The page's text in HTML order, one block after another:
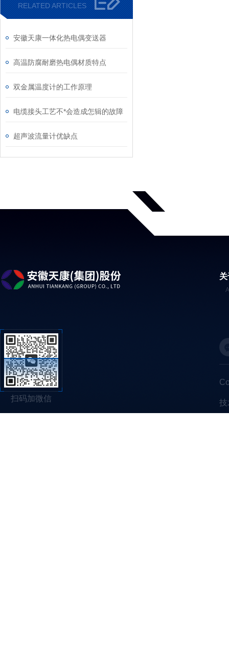
RELATED ARTICLES
安徽天康一体化热电偶变送器
高温防腐耐磨热电偶材质特点
双金属温度计的工作原理
电缆接头工艺不*会造成怎辑的故障
超声波流量计优缺点
扫码加微信 技